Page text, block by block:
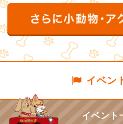
イベン
イベント